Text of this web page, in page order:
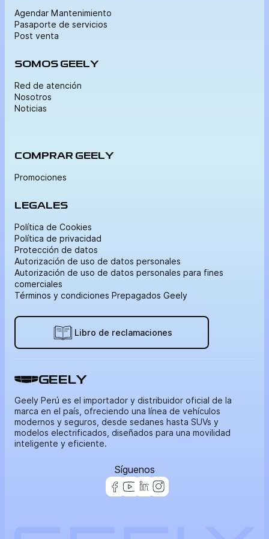
Agendar Mantenimiento
Pasaporte de servicios
Post venta
SOMOS GEELY
Red de atención
Nosotros
Noticias
COMPRAR GEELY
Promociones
LEGALES
Política de Cookies
Política de privacidad
Protección de datos
Autorización de uso de datos personales
Autorización de uso de datos personales para fines
comerciales
Términos y condiciones Prepagados Geely
Libro de reclamaciones
GEELY
Geely Perú es el importador y distribuidor oficial de la
marca en el país, ofreciendo una línea de vehículos
modernos y seguros, desde sedanes hasta SUVs y
modelos electrificados, diseñados para una movilidad
inteligente y eficiente.
Síguenos